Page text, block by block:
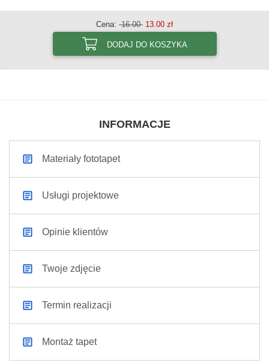
Cena: 16.00 13.00 zł
DODAJ DO KOSZYKA
INFORMACJE
Materiały fototapet
Usługi projektowe
Opinie klientów
Twoje zdjęcie
Termin realizacji
Montaż tapet